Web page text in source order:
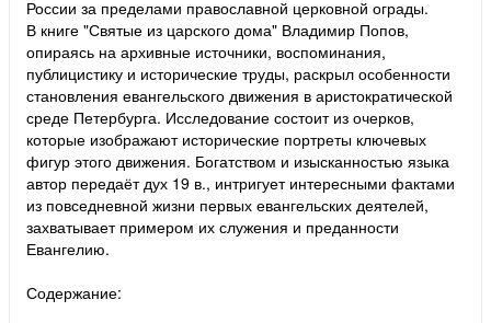
России за пределами православной церковной ограды.
В книге "Святые из царского дома" Владимир Попов,
опираясь на архивные источники, воспоминания,
публицистику и исторические труды, раскрыл особенности
становления евангельского движения в аристократической
среде Петербурга. Исследование состоит из очерков,
которые изображают исторические портреты ключевых
фигур этого движения. Богатством и изысканностью языка
автор передаёт дух 19 в., интригует интересными фактами
из повседневной жизни первых евангельских деятелей,
захватывает примером их служения и преданности
Евангелию.
Содержание: